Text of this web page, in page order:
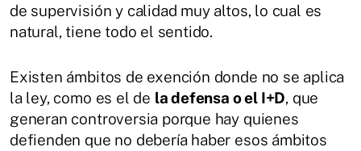
de supervisión y calidad muy altos, lo cual es
natural, tiene todo el sentido.
Existen ámbitos de exención donde no se aplica
la ley, como es el de la defensa o el I+D, que
generan controversia porque hay quienes
defienden que no debería haber esos ámbitos